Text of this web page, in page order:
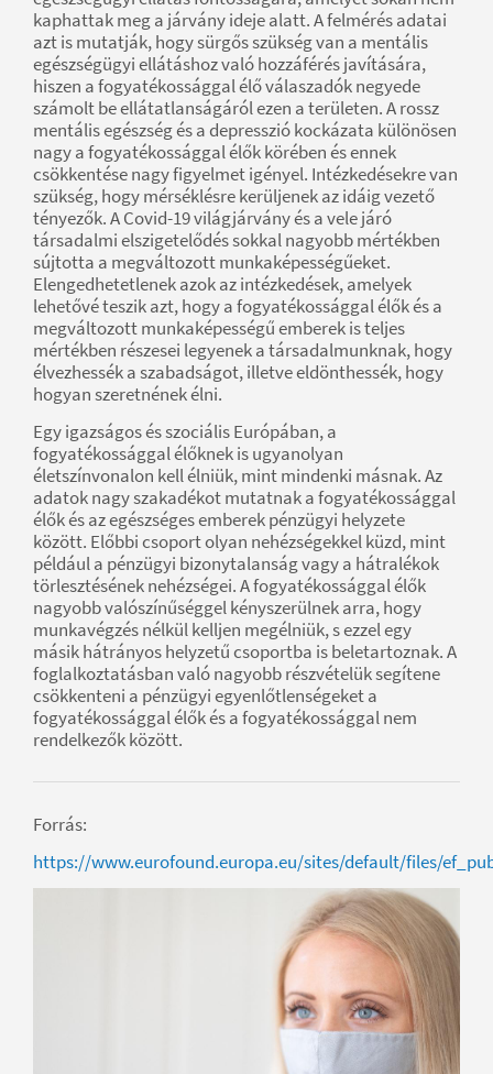
kaphattak meg a járvány ideje alatt. A felmérés adatai
azt is mutatják, hogy sürgős szükség van a mentális
egészségügyi ellátáshoz való hozzáférés javítására,
hiszen a fogyatékossággal élő válaszadók negyede
számolt be ellátatlanságáról ezen a területen. A rossz
mentális egészség és a depresszió kockázata különösen
nagy a fogyatékossággal élők körében és ennek
csökkentése nagy figyelmet igényel. Intézkedésekre van
szükség, hogy mérséklésre kerüljenek az idáig vezető
tényezők. A Covid-19 világjárvány és a vele járó
társadalmi elszigetelődés sokkal nagyobb mértékben
sújtotta a megváltozott munkaképességűeket.
Elengedhetetlenek azok az intézkedések, amelyek
lehetővé teszik azt, hogy a fogyatékossággal élők és a
megváltozott munkaképességű emberek is teljes
mértékben részesei legyenek a társadalmunknak, hogy
élvezhessék a szabadságot, illetve eldönthessék, hogy
hogyan szeretnének élni.
Egy igazságos és szociális Európában, a
fogyatékossággal élőknek is ugyanolyan
életszínvonalon kell élniük, mint mindenki másnak. Az
adatok nagy szakadékot mutatnak a fogyatékossággal
élők és az egészséges emberek pénzügyi helyzete
között. Előbbi csoport olyan nehézségekkel küzd, mint
például a pénzügyi bizonytalanság vagy a hátralékok
törlesztésének nehézségei. A fogyatékossággal élők
nagyobb valószínűséggel kényszerülnek arra, hogy
munkavégzés nélkül kelljen megélniük, s ezzel egy
másik hátrányos helyzetű csoportba is beletartoznak. A
foglalkoztatásban való nagyobb részvételük segítene
csökkenteni a pénzügyi egyenlőtlenségeket a
fogyatékossággal élők és a fogyatékossággal nem
rendelkezők között.
Forrás:
https://www.eurofound.europa.eu/sites/default/files/